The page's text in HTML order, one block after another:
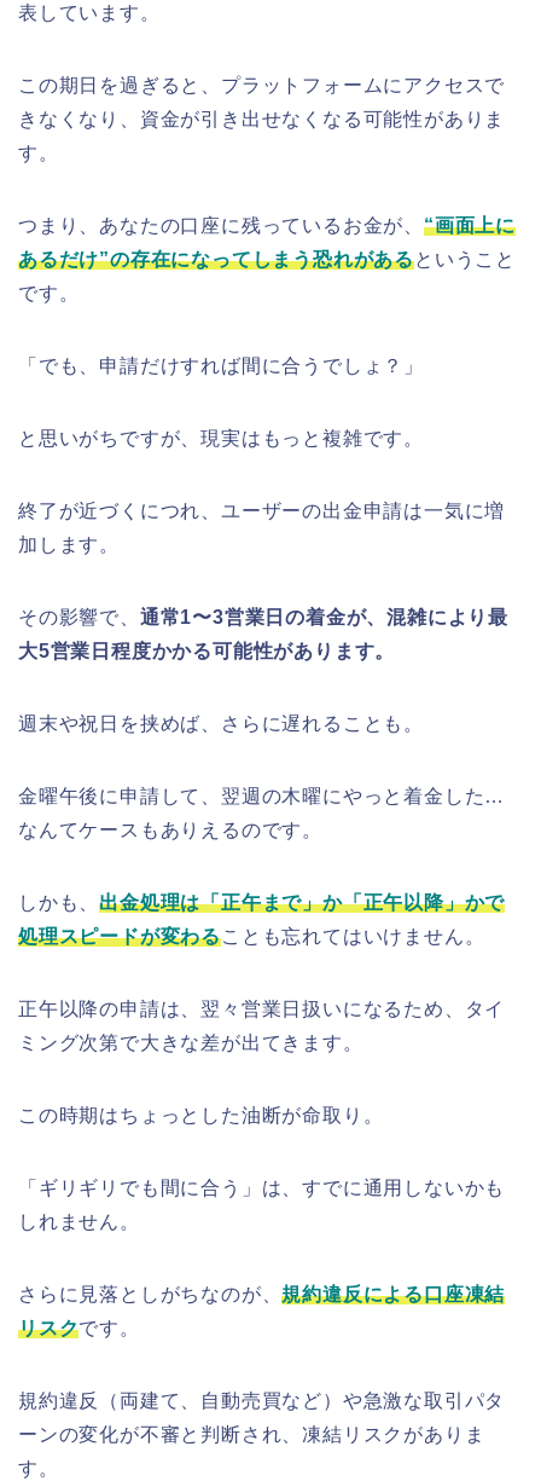
表しています。
この期日を過ぎると、プラットフォームにアクセスで
きなくなり、資金が引き出せなくなる可能性がありま
す。
つまり、あなたの口座に残っているお金が、 “画面上に
あるだけ”の存在になってしまう恐れがあるということ
です。
「でも、申請だけすれば間に合うでしょ？」
と思いがちですが、現実はもっと複雑です。
終了が近づくにつれ、ユーザーの出金申請は一気に増
加します。
その影響で、 通常1〜3営業日の着金が、混雑により最
大5営業日程度かかる可能性があります。
週末や祝日を挟めば、さらに遅れることも。
金曜午後に申請して、翌週の木曜にやっと着金した…
なんてケースもありえるのです。
しかも、出金処理は「正午まで」か「正午以降」かで
処理スピードが変わることも忘れてはいけません。
正午以降の申請は、翌々営業日扱いになるため、タイ
ミング次第で大きな差が出てきます。
この時期はちょっとした油断が命取り。
「ギリギリでも間に合う」は、すでに通用しないかも
しれません。
さらに見落としがちなのが、規約違反による口座凍結
リスクです。
規約違反（両建て、自動売買など）や急激な取引パタ
ーンの変化が不審と判断され、凍結リスクがありま
す。